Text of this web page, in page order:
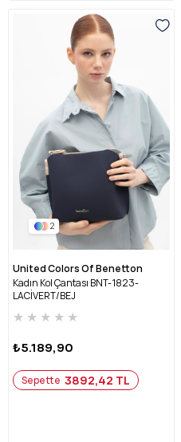
2
United Colors Of Benetton
Kadın Kol Çantası BNT-1823-
LACİVERT/BEJ
★ ★ ★ ★ ★
₺5.189,90
Sepette 3892,42 TL